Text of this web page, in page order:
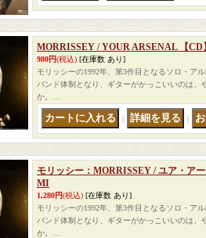
MORRISSEY / YOUR ARSENAL 【
980円(税込) [在庫数 あり]
モリッシーの1992年、第3作目となるソロ・ア
バンド体制となり、ギターがかっこいいのは
か。…
モリッシー：MORRISSEY / ユア・ア
MI
1,280円(税込) [在庫数 あり]
モリッシーの1992年、第3作目となるソロ・ア
バンド体制となり、ギターがかっこいいのは
か。…